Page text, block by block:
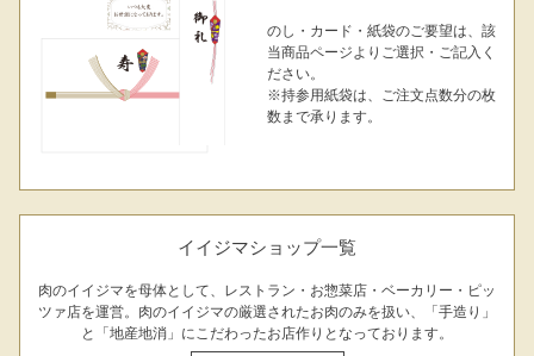
のし・カード・紙袋のご要望は、該
当商品ページよりご選択・ご記入く
ださい。
※持参用紙袋は、ご注文点数分の枚
数まで承ります。
イイジマショップ一覧
肉のイイジマを母体として、レストラン・お惣菜店・ベーカリー・ピッ
ツァ店を運営。肉のイイジマの厳選されたお肉のみを扱い、「手造り」
と「地産地消」にこだわったお店作りとなっております。